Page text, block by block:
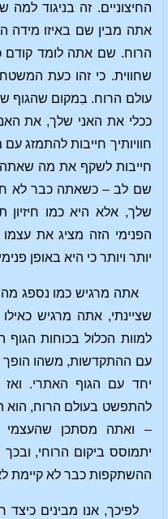
החיצוניים. זה בניגוד
אתה מבין שם באיזו מידה
הרוח. שם אתה לומד
שחווית. כי זהו כעת
עולם הרוח. בִמקום שהגוף
ככלי את האני שלך, את
חוויותיך חייבות להתמזג
חייבות לשקף את מה שאתה
שם לב – כשאתה כבר לא
שלך, אלא היא כמו
הפנימי הזה מציג את
יותר ויותר כי היא באופן
אתה מרגיש כמו נספג
שציינתי, אתה מרגיש
למוות הכלול בכוחות הגוף
עם ההתקדשות, משהו הופך
יחד עם הגוף האתרי.
להתפשט בעולם הרוח, הוא
– ואתה מסתכן
יתמוסס ביקום הרוחי,
ההשתקפות כבר לא קיימת
לפיכך, אנו מבינים